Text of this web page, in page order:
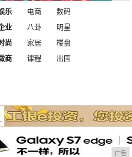
乐 电商
数码
业
八卦
明星
尚 家居
楼盘
商
课程
出国
广告